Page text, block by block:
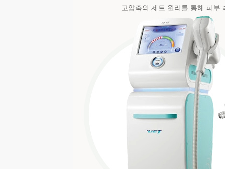
고압축의 제트 원리를 통해 피부